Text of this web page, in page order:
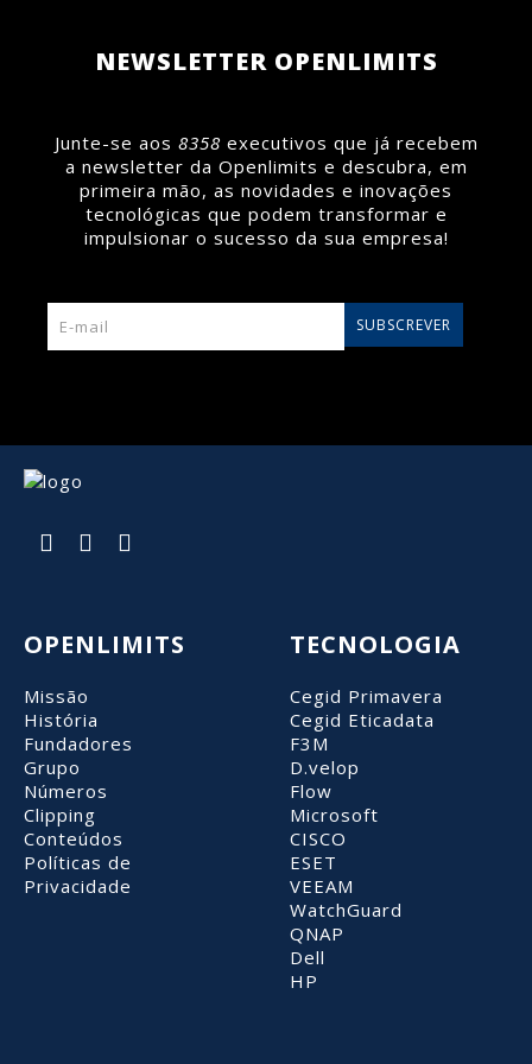
NEWSLETTER OPENLIMITS
Junte-se aos 8358 executivos que já recebem
a newsletter da Openlimits e descubra, em
primeira mão, as novidades e inovações
tecnológicas que podem transformar e
impulsionar o sucesso da sua empresa!
SUBSCREVER
OPENLIMITS
Missão
História
Fundadores
Grupo
Números
Clipping
Conteúdos
Políticas de
Privacidade
TECNOLOGIA
Cegid Primavera
Cegid Eticadata
F3M
D.velop
Flow
Microsoft
CISCO
ESET
VEEAM
WatchGuard
QNAP
Dell
HP